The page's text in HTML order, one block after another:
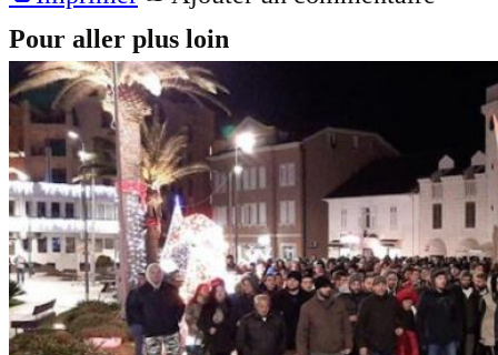
Pour aller plus loin